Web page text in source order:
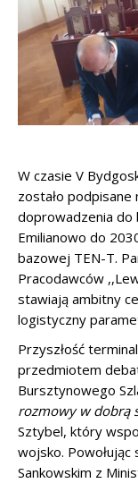
W czasie V
zostało
doprowadzenia do
Emilianowo do
bazowej TEN-T.
Pracodawców
stawiają ambitny
logistyczny
Przyszłość
przedmiotem
Bursztynowego
rozmowy w dobrą
Sztybel, który
wojsko. Powołując
Sankowskim z